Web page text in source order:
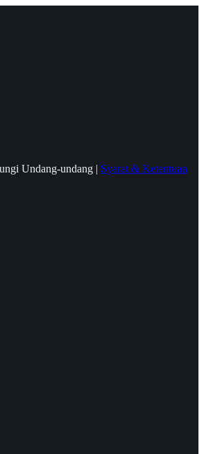
Undang-undang | Syarat & Ketentuan